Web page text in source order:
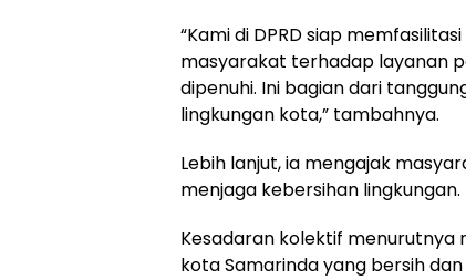
“Kami di DPRD siap
masyarakat terhadap layanan
dipenuhi. Ini bagian dari
lingkungan kota,” tambahnya.
Lebih lanjut, ia mengajak
menjaga kebersihan lingkungan.
Kesadaran kolektif menurutnya
kota Samarinda yang bersih